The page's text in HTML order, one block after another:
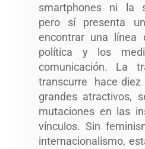
smartphones ni la
pero sí presenta
encontrar una línea
política y los
comunicación. La
transcurre hace diez
grandes atractivos,
mutaciones en las
vínculos. Sin
internacionalismo,